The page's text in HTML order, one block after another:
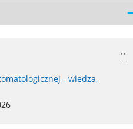
- wiedza,